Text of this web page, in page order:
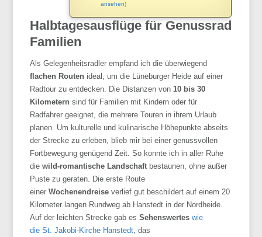
ansehen)
Halbtagesausflüge für Genussradler
Familien
AlsGelegenheitsradler empfand ich die überwiegend
flachen Routen ideal, um die Lüneburger Heide auf einer
Radtour zu entdecken. Die Distanzen von 10 bis 30
Kilometern sind für Familien mit Kindern oder für
Radfahrer geeignet, die mehrere Touren in ihrem Urlaub
planen. Um kulturelle und kulinarische Höhepunkte abseits
der Strecke zu erleben, blieb mir bei einer genussvollen
Fortbewegung genügend Zeit. So konnte ich in aller Ruhe
diewild-romantische Landschaft bestaunen, ohne außer
Puste zu geraten. Die erste Route
einerWochenendreise verlief gut beschildert auf einem 20
Kilometer langen Rundweg ab Hanstedt in der Nordheide.
Auf der leichten Strecke gab esSehenswertes wie
dieSt.Jakobi-Kirche Hanstedt, das